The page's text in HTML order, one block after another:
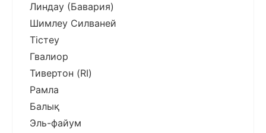
Линдау (Бавария)
Шимлеу Силваней
Тістеу
Гвалиор
Тивертон (RI)
Рамла
Балық
Эль-файум